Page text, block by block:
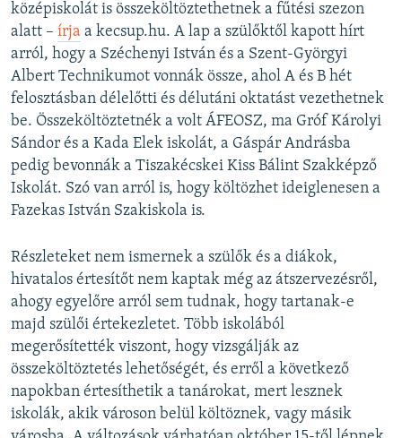
középiskolát is összeköltöztethetnek a fűtési szezon
alatt – írja a kecsup.hu. A lap a szülőktől kapott hírt
arról, hogy a Széchenyi István és a Szent-Györgyi
Albert Technikumot vonnák össze, ahol A és B hét
felosztásban délelőtti és délutáni oktatást vezethetnek
be. Összeköltöztetnék a volt ÁFEOSZ, ma Gróf Károlyi
Sándor és a Kada Elek iskolát, a Gáspár Andrásba
pedig bevonnák a Tiszakécskei Kiss Bálint Szakképző
Iskolát. Szó van arról is, hogy költözhet ideiglenesen a
Fazekas István Szakiskola is.
Részleteket nem ismernek a szülők és a diákok,
hivatalos értesítőt nem kaptak még az átszervezésről,
ahogy egyelőre arról sem tudnak, hogy tartanak-e
majd szülői értekezletet. Több iskolából
megerősítették viszont, hogy vizsgálják az
összeköltöztetés lehetőségét, és erről a következő
napokban értesíthetik a tanárokat, mert lesznek
iskolák, akik városon belül költöznek, vagy másik